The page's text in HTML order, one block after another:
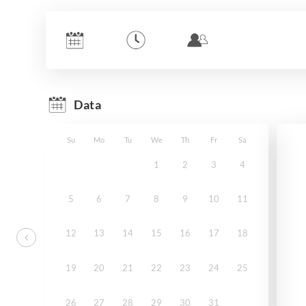
Data
Su Mo Tu We Th Fr Sa
1 2 3 4
5 6 7 8 9 10 11
12 13 14 15 16 17 18
19 20 21 22 23 24 25
26 27 28 29 30 31